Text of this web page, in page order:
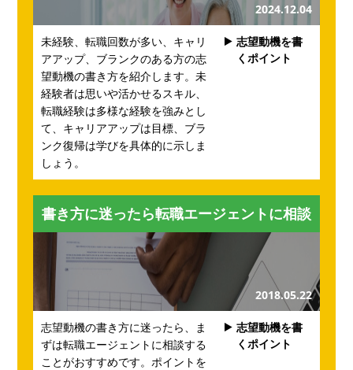
2024.12.04
未経験、転職回数が多い、キャリ
アアップ、ブランクのある方の志
望動機の書き方を紹介します。未
経験者は思いや活かせるスキル、
転職経験は多様な経験を強みとし
て、キャリアアップは目標、ブラ
ンク復帰は学びを具体的に示しま
しょう。
志望動機を書
くポイント
書き方に迷ったら転職エージェントに相談
2018.05.22
志望動機の書き方に迷ったら、ま
ずは転職エージェントに相談する
ことがおすすめです。ポイントを
志望動機を書
くポイント